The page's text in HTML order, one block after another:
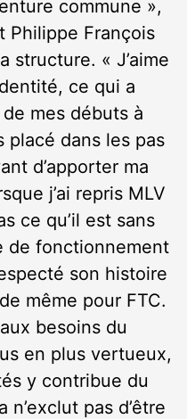
commune »,
Philippe François
structure. « J’aime
ce qui a
mes débuts à
placé dans les pas
d’apporter ma
j’ai repris MLV
ce qu’il est sans
de fonctionnement
son histoire
même pour FTC.
besoins du
en plus vertueux,
y contribue du
pas d’être